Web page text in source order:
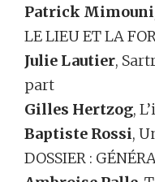
Patrick Mimouni
LE LIEU ET LA
Julie Lautier,
part
Gilles Hertzog,
Baptiste Rossi,
DOSSIER :